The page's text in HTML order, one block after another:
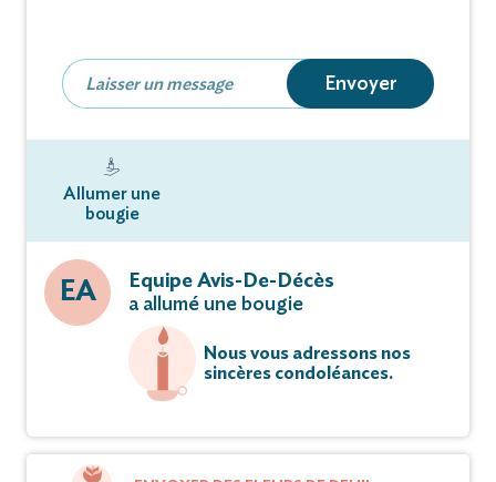
Envoyer
Allumer une
bougie
EA
Equipe Avis-De-Décès
a allumé une bougie
Nous vous adressons nos
sincères condoléances.